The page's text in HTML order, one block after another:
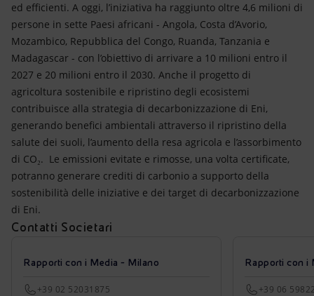
ed efficienti. A oggi, l’iniziativa ha raggiunto oltre 4,6 milioni di
persone in sette Paesi africani - Angola, Costa d’Avorio,
Mozambico, Repubblica del Congo, Ruanda, Tanzania e
Madagascar - con l’obiettivo di arrivare a 10 milioni entro il
2027 e 20 milioni entro il 2030. Anche il progetto di
agricoltura sostenibile e ripristino degli ecosistemi
contribuisce alla strategia di decarbonizzazione di Eni,
generando benefici ambientali attraverso il ripristino della
salute dei suoli, l’aumento della resa agricola e l’assorbimento
di CO₂. Le emissioni evitate e rimosse, una volta certificate,
potranno generare crediti di carbonio a supporto della
sostenibilità delle iniziative e dei target di decarbonizzazione
di Eni.
Contatti Societari
Rapporti con i Media - Milano
+39 02 52031875
Rapporti con i
+39 06